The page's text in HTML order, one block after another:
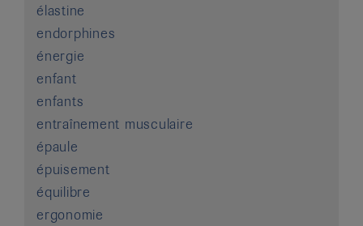
élastine
endorphines
énergie
enfant
enfants
entraînement musculaire
épaule
épuisement
équilibre
ergonomie